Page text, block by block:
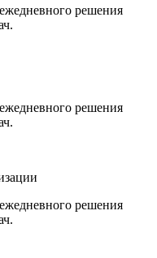
решения
решения
решения